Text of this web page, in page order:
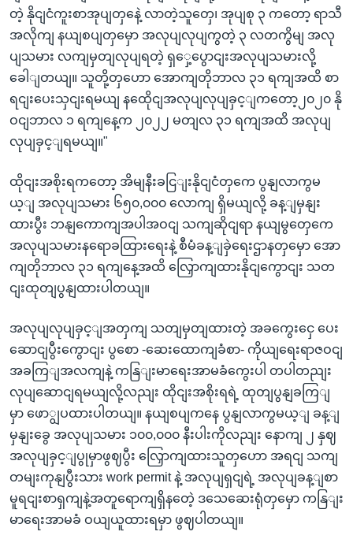
တဲ့ နိုငျငံကူးစာအုပျတှနေဲ့ လာတဲ့သူတှေ၊ အုပျစု ၃ ကတော့ ရာသီ
အလိုကျ နယျစပျတှမှော အလုပျလုပျကွတဲ့ ၃ လတကွိမျ အလု
ပျသမား လကျမှတျလုပျရတဲ့ ရှှေ့ပွောငျးအလုပျသမားလို့
ခေါျတယျ။ သူတို့တှဟော အောကျတိုဘာလ ၃၁ ရကျအထိ စာ
ရငျးပေးသှငျးရမယျ နထေိုငျအလုပျလုပျခှင့ျကတော့၂၀၂၀ နို
ဝငျဘာလ ၁ ရကျနေ့က ၂၀၂၂ မတျလ ၃၁ ရကျအထိ အလုပျ
လုပျခှင့ျရမယျ။"
ထိုငျးအစိုးရကတော့ အိမျနီးခငြျးနိုငျငံတှကေ ပွနျလာကွမ
ယ့ျ အလုပျသမား ၆၅၀,၀၀၀ လောကျ ရှိမယျလို့ ခန့ျမှနျး
ထားပွီး ဘနျကောကျအပါအဝငျ သကျဆိုငျရာ နယျမွတှေကေ
အလုပျသမားနရောခထြားရေးနဲ့ စီမံခန့ျခှဲရေးဌာနတှမှော အော
ကျတိုဘာလ ၃၁ ရကျနေ့အထိ လြှောကျထားနိုငျကွောငျး သတ
ငျးထုတျပွနျထားပါတယျ။
အလုပျလုပျခှင့ျအတှကျ သတျမှတျထားတဲ့ အခကွေးငှေ ပေး
ဆောငျပွီးကွောငျး ပွစော -ဆေးထောကျခံစာ- ကိုယျရေးရာဇဝငျ
အခကြျအလကျနဲ့ ကနြျးမာရေးအာမခံကွေးပါ တပါတညျး
လုပျဆောငျရမယျလို့လညျး ထိုငျးအစိုးရရဲ့ ထုတျပွနျခကြျ
မှာ ဖောျွပထားပါတယျ။ နယျစပျကနေ ပွနျလာကွမယ့ျ ခန့ျ
မှနျးခွေ အလုပျသမား ၁၀၀,၀၀၀ နီးပါးကိုလညျး နောကျ ၂ နှဈ
အလုပျခှင့ျပွုမှာဖွဈပွီး လြှောကျထားသူတှဟော အရငျ သကျ
တမျးကုနျပွီးသား work permit နဲ့ အလုပျရှငျရဲ့ အလုပျခန့ျစာ
မူရငျးစာရှကျနဲ့အတူရောကျရှိနတေဲ့ ဒသေဆေးရုံတှမှော ကနြျး
မာရေးအာမခံ ဝယျယူထားရမှာ ဖွဈပါတယျ။